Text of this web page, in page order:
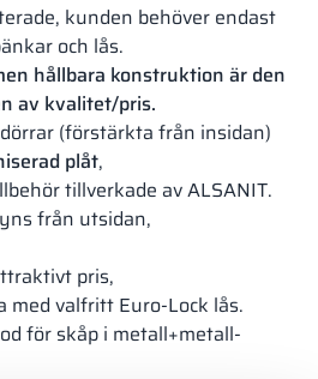
kunden behöver endast
och lås.
hållbara konstruktion är den
av kvalitet/pris.
(förstärkta från insidan)
plåt,
tillverkade av ALSANIT.
från utsidan,
pris,
valfritt Euro-Lock lås.
för skåp i metall+metall-